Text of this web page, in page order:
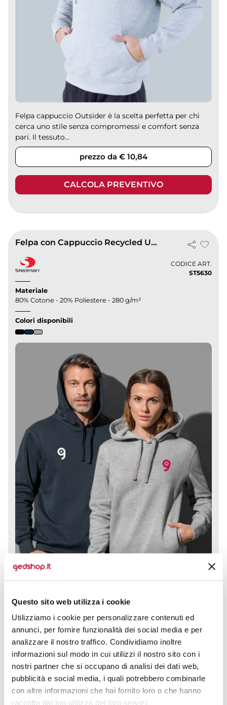
Questo sito web utilizza i cookie
Utilizziamo i cookie per personalizzare contenuti ed
annunci, per fornire funzionalità dei social media e per
analizzare il nostro traffico. Condividiamo inoltre
informazioni sul modo in cui utilizzi il nostro sito con i
nostri partner che si occupano di analisi dei dati web,
pubblicità e social media, i quali potrebbero combinarle
con altre informazioni che hai fornito loro o che hanno
raccolto dal tuo utilizzo dei loro servizi.
Felpa cappuccio Outsider è la scelta perfetta per chi
cerca uno stile senza compromessi e comfort senza
pari. Il tessuto...
prezzo da € 10,84
CALCOLA PREVENTIVO
Felpa con Cappuccio Recycled Unisex 280g Eco
CODICE ART.
ST5630
Materiale
80% Cotone - 20% Poliestere - 280 g/m²
Colori disponibili
Felpa con cappuccio Unisex Recycled racchiude
soluzione versatile adatta a...
prezzo da € 19,50
CALCOLA PREVENTIVO